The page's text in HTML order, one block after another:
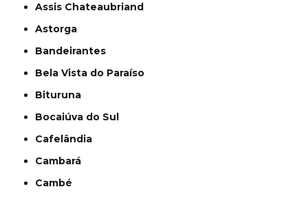
Assis Chateaubriand
Astorga
Bandeirantes
Bela Vista do Paraíso
Bituruna
Bocaiúva do Sul
Cafelândia
Cambará
Cambé